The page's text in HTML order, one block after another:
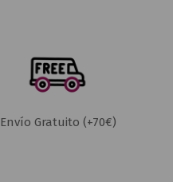
Envío Gratuito (+70€)